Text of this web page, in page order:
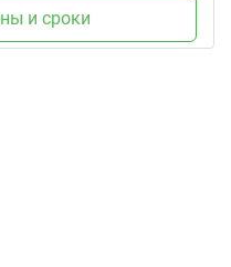
и сроки